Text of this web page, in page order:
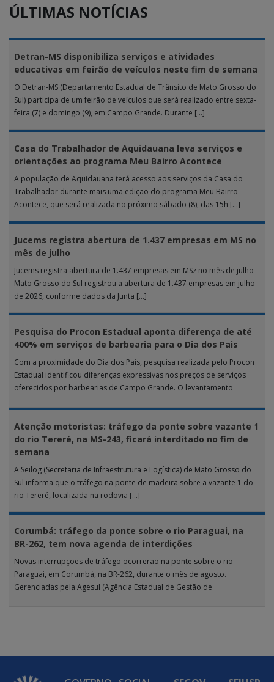
ÚLTIMAS NOTÍCIAS
Detran-MS disponibiliza serviços e atividades
educativas em feirão de veículos neste fim de semana
O Detran-MS (Departamento Estadual de Trânsito de Mato Grosso do
Sul) participa de um feirão de veículos que será realizado entre sexta-
feira (7) e domingo (9), em Campo Grande. Durante […]
Casa do Trabalhador de Aquidauana leva serviços e
orientações ao programa Meu Bairro Acontece
A população de Aquidauana terá acesso aos serviços da Casa do
Trabalhador durante mais uma edição do programa Meu Bairro
Acontece, que será realizada no próximo sábado (8), das 15h […]
Jucems registra abertura de 1.437 empresas em MS no
mês de julho
Jucems registra abertura de 1.437 empresas em MSz no mês de julho
Mato Grosso do Sul registrou a abertura de 1.437 empresas em julho
de 2026, conforme dados da Junta […]
Pesquisa do Procon Estadual aponta diferença de até
400% em serviços de barbearia para o Dia dos Pais
Com a proximidade do Dia dos Pais, pesquisa realizada pelo Procon
Estadual identificou diferenças expressivas nos preços de serviços
oferecidos por barbearias de Campo Grande. O levantamento
Atenção motoristas: tráfego da ponte sobre vazante 1
do rio Tereré, na MS-243, ficará interditado no fim de
semana
A Seilog (Secretaria de Infraestrutura e Logística) de Mato Grosso do
Sul informa que o tráfego na ponte de madeira sobre a vazante 1 do
rio Tereré, localizada na rodovia […]
Corumbá: tráfego da ponte sobre o rio Paraguai, na
BR-262, tem nova agenda de interdições
Novas interrupções de tráfego ocorrerão na ponte sobre o rio
Paraguai, em Corumbá, na BR-262, durante o mês de agosto.
Gerenciadas pela Agesul (Agência Estadual de Gestão de